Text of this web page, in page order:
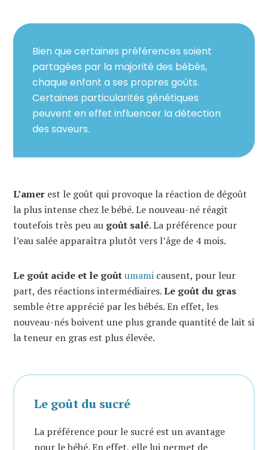
Bien que certaines préférences soient
partagées par la majorité des bébés,
chaque enfant a ses propres goûts.
Certaines particularités génétiques
peuvent en effet influencer la détection
des saveurs.
L’amer est le goût qui provoque la réaction de dégoût
la plus intense chez le bébé. Le nouveau-né réagit
toutefois très peu au goût salé. La préférence pour
l’eau salée apparaîtra plutôt vers l’âge de 4 mois.
Le goût acide et le goûtumami causent, pour leur
part, des réactions intermédiaires.Le goût du gras
semble être apprécié par les bébés. En effet, les
nouveau-nés boivent une plus grande quantité de lait si
la teneur en gras est plus élevée.
Le goût du sucré
La préférence pour le sucré est un avantage
pour le bébé. En effet, elle lui permet de